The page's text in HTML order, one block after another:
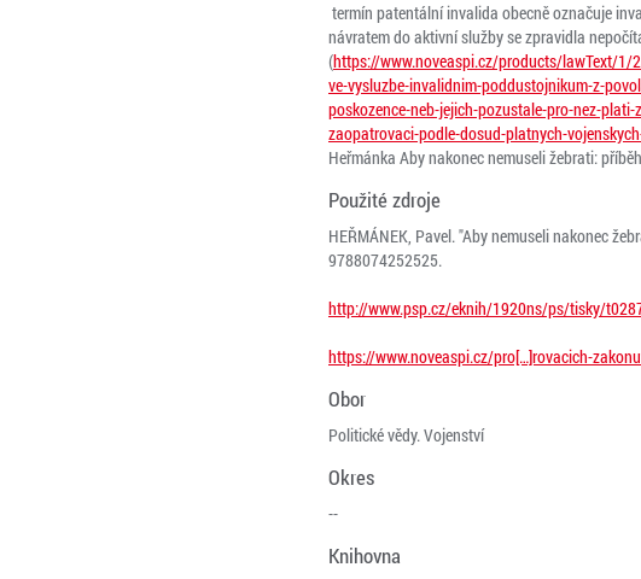
termín patentální invalida obecně označuje
návratem do aktivní služby se zpravidla
(https://www.noveaspi.cz/products/lawText/1/
ve-vysluzbe-invalidnim-poddustojnikum-z-
poskozence-neb-jejich-pozustale-pro-nez-
zaopatrovaci-podle-dosud-platnych-
Heřmánka Aby nakonec nemuseli žebrati:
Použité zdroje
HEŘMÁNEK, Pavel. "Aby nemuseli nakonec
9788074252525.
http://www.psp.cz/eknih/1920ns/ps/tisky/
https://www.noveaspi.cz/pro[…]rovacich-
Obor
Politické vědy. Vojenství
Okres
--
Knihovna